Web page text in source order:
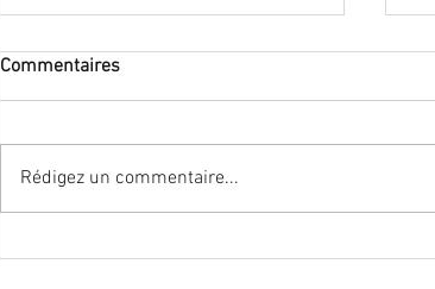
Commentaires
Rédigez un commentaire...